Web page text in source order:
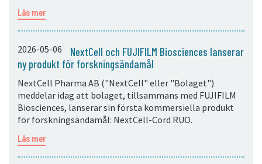
Läs mer
2026-05-06
NextCell och FUJIFILM Biosciences lanserar
ny produkt för forskningsändamål
NextCell Pharma AB ("NextCell" eller "Bolaget")
meddelar idag att bolaget, tillsammans med FUJIFILM
Biosciences, lanserar sin första kommersiella produkt
för forskningsändamål: NextCell-Cord RUO.
Läs mer